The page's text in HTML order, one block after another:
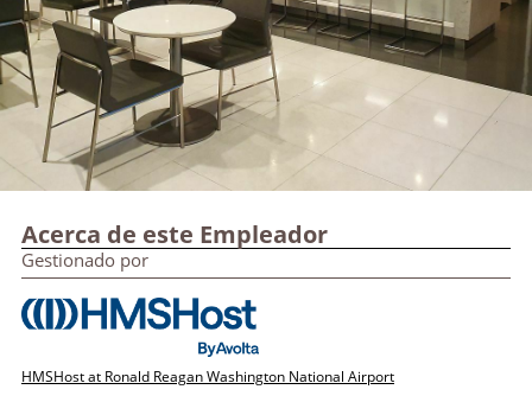
Acerca de este Empleador
Gestionado por
HMSHost at Ronald Reagan Washington National Airport